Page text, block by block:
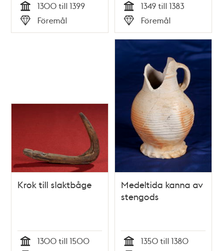
Tid
1300 till 1399
Typ
Föremål Tid
1349 till 1383
Typ
Föremål
Krok till slaktbåge
1300 till 1500
Medeltida kanna av
stengods
1350 till 1380